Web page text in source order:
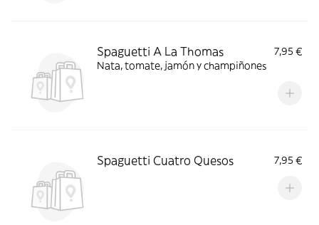
Spaguetti A La Thomas
7,95 €
Nata, tomate, jamón y champiñones
Spaguetti Cuatro Quesos 7,95 €